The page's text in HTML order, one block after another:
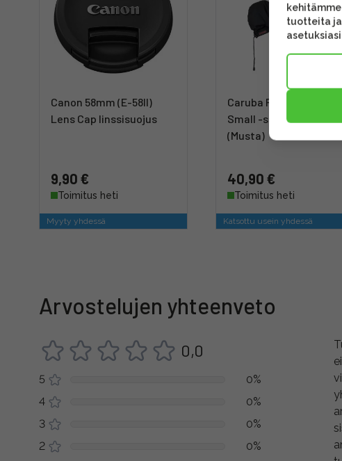
Canon 58mm (E-58II)
Lens Cap linssisuojus
9,90 €
Toimitus heti
Myyty yhdessä
Caruba Raincover B1
Small -sadesuoja
(Musta)
40,90 €
Toimitus heti
Katsottu usein yhdessä
Arvostelujen yhteenveto
0,0
5
0%
4
0%
3
0%
2
0%
tuotteita ja